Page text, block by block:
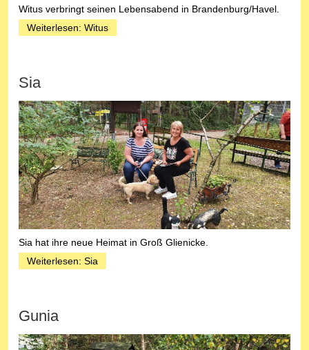
Witus verbringt seinen Lebensabend in Brandenburg/Havel.
Weiterlesen: Witus
Sia
Sia hat ihre neue Heimat in Groß Glienicke.
Weiterlesen: Sia
Gunia